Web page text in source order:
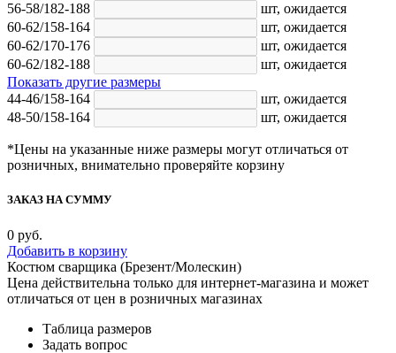
56-58/182-188
шт, ожидается
60-62/158-164
шт, ожидается
60-62/170-176
шт, ожидается
60-62/182-188
шт, ожидается
Показать другие размеры
44-46/158-164
шт, ожидается
48-50/158-164
шт, ожидается
*Цены на указанные ниже размеры могут отличаться от
розничных, внимательно проверяйте корзину
ЗАКАЗ НА СУММУ
0 руб.
Добавить в корзину
Костюм сварщика (Брезент/Молескин)
Цена действительна только для интернет-магазина и может
отличаться от цен в розничных магазинах
Таблица размеров
Задать вопрос